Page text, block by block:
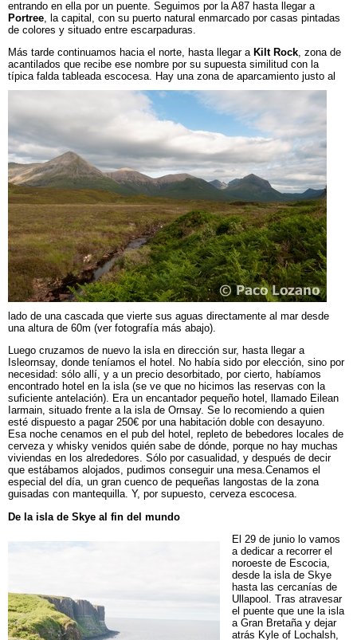
entrando en ella por un puente. Seguimos por la A87 hasta llegar a
Portree , la capital, con su puerto natural enmarcado por casas pintadas
de colores y situado entre escarpaduras.
Más tarde continuamos hacia el norte, hasta llegar a Kilt Rock , zona de
acantilados que recibe ese nombre por su supuesta similitud con la
típica falda tableada escocesa.
Hay una zona de aparcamiento justo al
lado de una cascada que vierte sus aguas directamente al mar desde
una altura de 60m (ver fotografía más abajo).
Luego cruzamos de nuevo la isla en dirección sur, hasta llegar a
Isleornsay, donde teníamos el hotel. No había sido por elección, sino por
necesidad: sólo allí, y a un precio desorbitado, por cierto, habíamos
encontrado hotel en la isla (se ve que no hicimos las reservas con la
suficiente antelación). Era un encantador pequeño hotel, llamado Eilean
Iarmain, situado frente a la isla de Ornsay. Se lo recomiendo a quien
esté dispuesto a pagar 250€ por una habitación doble con desayuno.
Esa noche cenamos en el pub del hotel, repleto de bebedores locales de
cerveza y whisky venidos quién sabe de dónde, porque no hay muchas
viviendas en los alrededores. Sólo por casualidad, y después de decir
que estábamos alojados, pudimos conseguir una mesa.Cenamos el
especial del día, un gran cuenco de pequeñas langostas de la zona
guisadas con mantequilla. Y, por supuesto, cerveza escocesa.
De la isla de Skye al fin del mundo
El 29 de junio lo vamos
a dedicar a recorrer el
noroeste de Escocia,
desde la isla de Skye
hasta las cercanías de
Ullapool. Tras atravesar
el puente que une la isla
a Gran Bretaña y dejar
atrás Kyle of Lochalsh,